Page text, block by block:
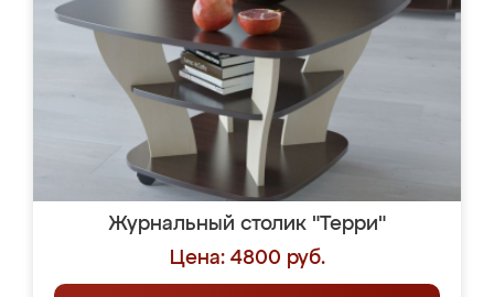
Журнальный столик "Терри"
Цена: 4800 руб.